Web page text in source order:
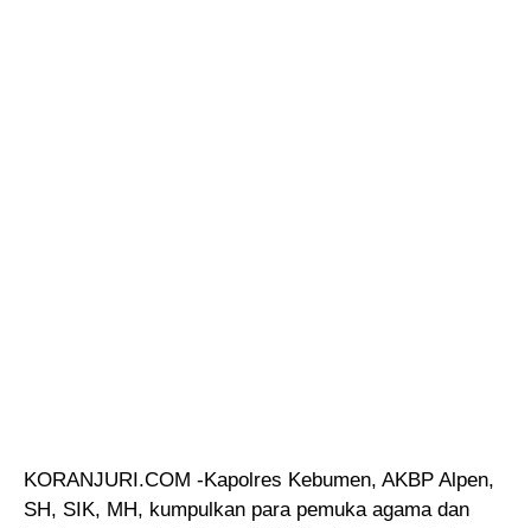
KORANJURI.COM -Kapolres Kebumen, AKBP Alpen,
SH, SIK, MH, kumpulkan para pemuka agama dan